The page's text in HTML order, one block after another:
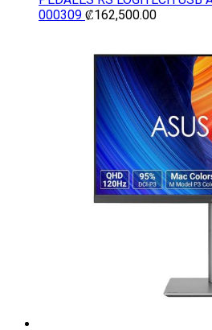
000309 ₡162,500.00